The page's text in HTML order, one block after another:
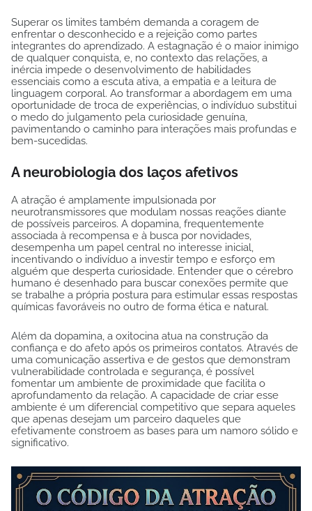
Superar os limites também demanda a coragem de
enfrentar o desconhecido e a rejeição como partes
integrantes do aprendizado. A estagnação é o maior inimigo
de qualquer conquista, e, no contexto das relações, a
inércia impede o desenvolvimento de habilidades
essenciais como a escuta ativa, a empatia e a leitura de
linguagem corporal. Ao transformar a abordagem em uma
oportunidade de troca de experiências, o indivíduo substitui
o medo do julgamento pela curiosidade genuína,
pavimentando o caminho para interações mais profundas e
bem-sucedidas.
A neurobiologia dos laços afetivos
A atração é amplamente impulsionada por
neurotransmissores que modulam nossas reações diante
de possíveis parceiros. A dopamina, frequentemente
associada à recompensa e à busca por novidades,
desempenha um papel central no interesse inicial,
incentivando o indivíduo a investir tempo e esforço em
alguém que desperta curiosidade. Entender que o cérebro
humano é desenhado para buscar conexões permite que
se trabalhe a própria postura para estimular essas respostas
químicas favoráveis no outro de forma ética e natural.
Além da dopamina, a oxitocina atua na construção da
confiança e do afeto após os primeiros contatos. Através de
uma comunicação assertiva e de gestos que demonstram
vulnerabilidade controlada e segurança, é possível
fomentar um ambiente de proximidade que facilita o
aprofundamento da relação. A capacidade de criar esse
ambiente é um diferencial competitivo que separa aqueles
que apenas desejam um parceiro daqueles que
efetivamente constroem as bases para um namoro sólido e
significativo.